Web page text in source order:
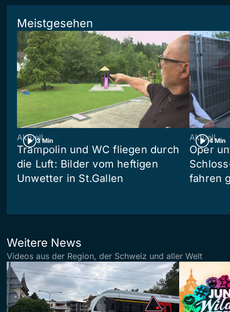
Meistgesehen
3 Min
Aktuell
Trampolin und WC fliegen durch
die Luft: Bilder vom heftigen
Unwetter in St.Gallen
4 Min
Aktuell
Oper
fahren
Weitere News
Videos aus der Region, der Schweiz und aller Welt